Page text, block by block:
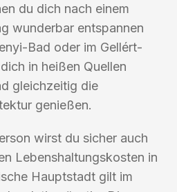
du dich nach einem
wunderbar entspannen
Bad oder im Gellért-
in heißen Quellen
gleichzeitig die
genießen.
wirst du sicher auch
Lebenshaltungskosten in
Hauptstadt gilt im